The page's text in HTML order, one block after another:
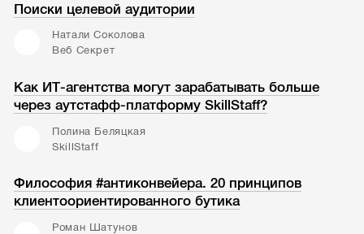
Поиски целевой аудитории
Натали Соколова
Веб Секрет
Как ИТ-агентства могут зарабатывать больше
через аутстафф-платформу SkillStaff?
Полина Беляцкая
SkillStaff
Философия #антиконвейера. 20 принципов
клиентоориентированного бутика
Роман Шатунов